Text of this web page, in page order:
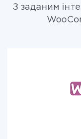
З заданим